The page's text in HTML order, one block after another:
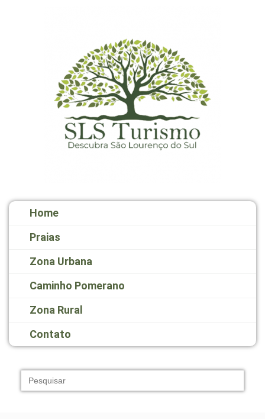
Home
Praias
Zona Urbana
Caminho Pomerano
Zona Rural
Contato
Search
for: